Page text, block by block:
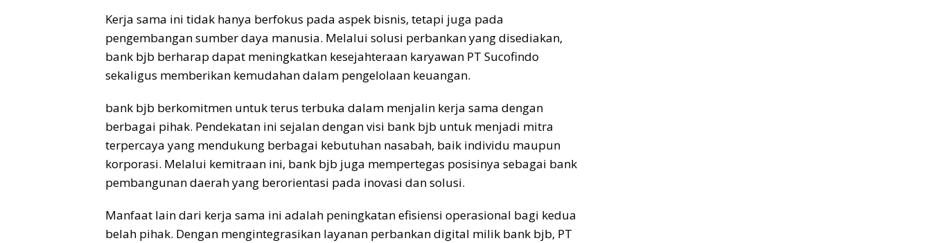
Kerja sama ini tidak hanya berfokus pada aspek bisnis, tetapi juga pada
pengembangan sumber daya manusia. Melalui solusi perbankan yang disediakan,
bank bjb berharap dapat meningkatkan kesejahteraan karyawan PT Sucofindo
sekaligus memberikan kemudahan dalam pengelolaan keuangan.
bank bjb berkomitmen untuk terus terbuka dalam menjalin kerja sama dengan
berbagai pihak. Pendekatan ini sejalan dengan visi bank bjb untuk menjadi mitra
terpercaya yang mendukung berbagai kebutuhan nasabah, baik individu maupun
korporasi. Melalui kemitraan ini, bank bjb juga mempertegas posisinya sebagai bank
pembangunan daerah yang berorientasi pada inovasi dan solusi.
Manfaat lain dari kerja sama ini adalah peningkatan efisiensi operasional bagi kedua
belah pihak. Dengan mengintegrasikan layanan perbankan digital milik bank bjb, PT